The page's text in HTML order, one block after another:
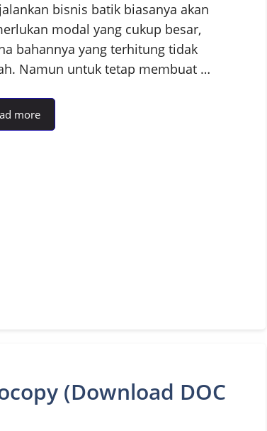
bisnis batik biasanya akan
modal yang cukup besar,
bahannya yang terhitung tidak
Namun untuk tetap membuat …
more
(Download DOC